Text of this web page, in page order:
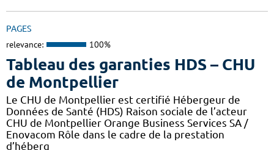
PAGES
relevance: 100%
Tableau des garanties HDS – CHU
de Montpellier
Le CHU de Montpellier est certifié Hébergeur de
Données de Santé (HDS) Raison sociale de l’acteur
CHU de Montpellier Orange Business Services SA /
Enovacom Rôle dans le cadre de la prestation
d’héberg